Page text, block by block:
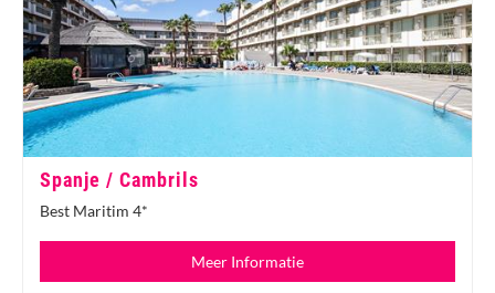
Spanje / Cambrils
Best Maritim 4*
Meer Informatie